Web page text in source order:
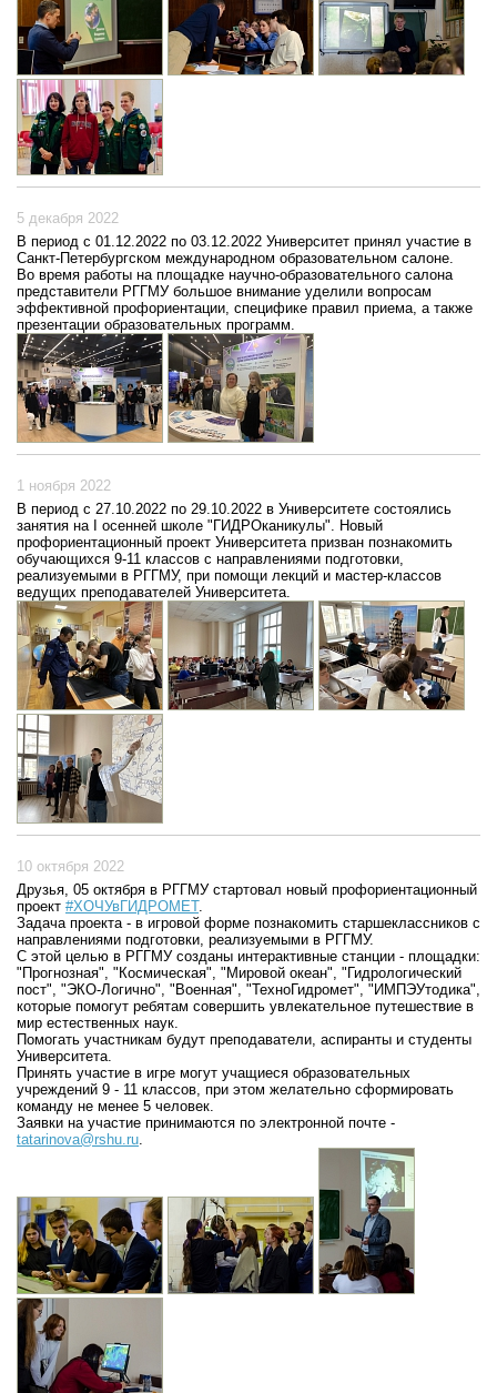
5 декабря 2022
В период с 01.12.2022 по 03.12.2022 Университет принял участие в
Санкт-Петербургском международном образовательном салоне.
Во время работы на площадке научно-образовательного салона
представители РГГМУ большое внимание уделили вопросам
эффективной профориентации, специфике правил приема, а также
презентации образовательных программ.
1 ноября 2022
В период с 27.10.2022 по 29.10.2022 в Университете состоялись
занятия на I осенней школе "ГИДРОканикулы". Новый
профориентационный проект Университета призван познакомить
обучающихся 9-11 классов с направлениями подготовки,
реализуемыми в РГГМУ, при помощи лекций и мастер-классов
ведущих преподавателей Университета.
10 октября 2022
Друзья, 05 октября в РГГМУ стартовал новый профориентационный
проект #ХОЧУвГИДРОМЕТ.
Задача проекта - в игровой форме познакомить старшеклассников с
направлениями подготовки, реализуемыми в РГГМУ.
С этой целью в РГГМУ созданы интерактивные станции - площадки:
"Прогнозная", "Космическая", "Мировой океан", "Гидрологический
пост", "ЭКО-Логично", "Военная", "ТехноГидромет", "ИМПЭУтодика",
которые помогут ребятам совершить увлекательное путешествие в
мир естественных наук.
Помогать участникам будут преподаватели, аспиранты и студенты
Университета.
Принять участие в игре могут учащиеся образовательных
учреждений 9 - 11 классов, при этом желательно сформировать
команду не менее 5 человек.
Заявки на участие принимаются по электронной почте -
tatarinova@rshu.ru